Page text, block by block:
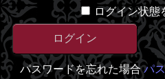
ログイン状態
パスワードを忘れた場合パ